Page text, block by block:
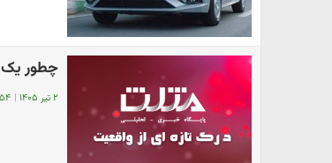
چطور یک
۲ تیر ۱۴۰۵ |